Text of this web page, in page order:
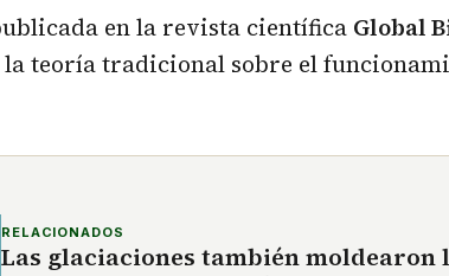
en la revista científica Global
la teoría tradicional sobre el
RELACIONADOS
Las glaciaciones también moldearon